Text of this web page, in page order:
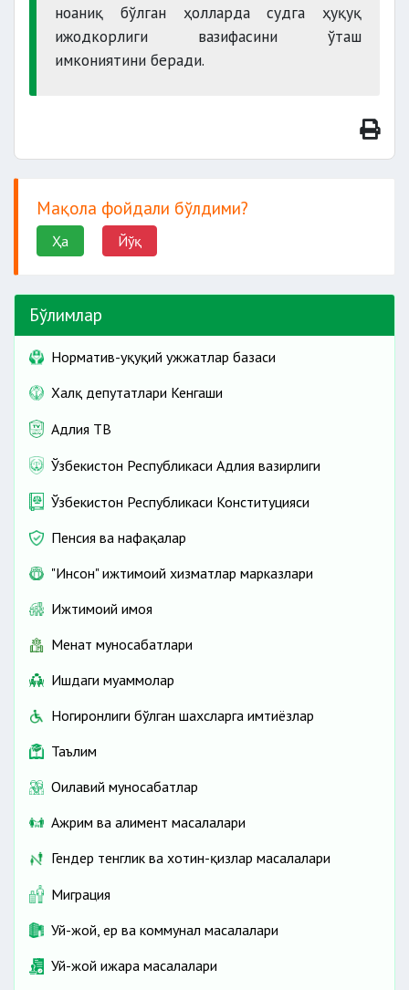
ноаниқ бўлган ҳолларда судга ҳуқуқ
ижодкорлиги вазифасини ўташ
имкониятини беради.
Мақола фойдали бўлдими?
Ҳа Йўқ
Бўлимлар
Норматив-ҳуқуқий ҳужжатлар базаси
Халқ депутатлари Кенгаши
Адлия ТВ
Ўзбекистон Республикаси Адлия вазирлиги
Ўзбекистон Республикаси Конституцияси
Пенсия ва нафақалар
"Инсон" ижтимоий хизматлар марказлари
Ижтимоий ҳимоя
Меҳнат муносабатлари
Ишдаги муаммолар
Ногиронлиги бўлган шахсларга имтиёзлар
Таълим
Оилавий муносабатлар
Ажрим ва алимент масалалари
Гендер тенглик ва хотин-қизлар масалалари
Миграция
Уй-жой, ер ва коммунал масалалари
Уй-жой ижара масалалари